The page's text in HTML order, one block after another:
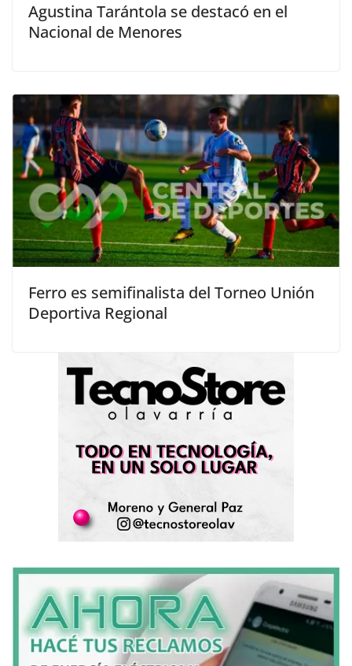
Agustina Tarántola se destacó en el
Nacional de Menores
Ferro es semifinalista del Torneo Unión
Deportiva Regional